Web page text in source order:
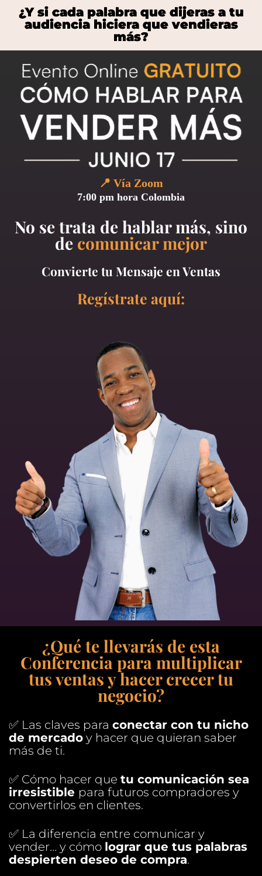
¿Y si cada palabra que dijeras a tu
audiencia hiciera que vendieras
más?
📍 Vía Zoom
7:00 pm hora Colombia
No se trata de hablar más, sino
de comunicar mejor
Convierte tu Mensaje en Ventas
Regístrate aquí:
¿Qué te llevarás de esta
Conferencia para multiplicar
tus ventas y hacer crecer tu
negocio?
✅ Las claves para conectar con tu nicho
de mercado y hacer que quieran saber
más de ti.
✅ Cómo hacer que tu comunicación sea
irresistible para futuros compradores y
convertirlos en clientes.
✅ La diferencia entre comunicar y
vender… y cómo lograr que tus palabras
despierten deseo de compra.